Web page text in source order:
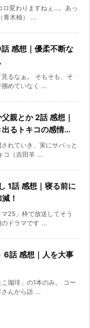
ロ変わりますねぇ…。あっ
青木柚） ...
感想｜優柔不断な
るなぁ。 そもそも、そ
めていなく ...
親とか 2話 感想｜
るトキコの感情…
れていき、実にサバっと
コ（吉田羊 ...
1話 感想｜寝る前に
！
25」枠で放送してそう
ドラマです ...
6話 感想｜人を大事
珈琲」の1本のみ。 コー
んから語 ...